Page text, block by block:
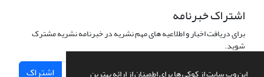
این وب سایت از کوکی ها برای اطمینان از ارائه بهترین
اشتراک خبرنامه
برای دریافت اخبار و اطلاعیه های مهم نشریه در خبرنامه نشریه مشترک
شوید.
اشتراک